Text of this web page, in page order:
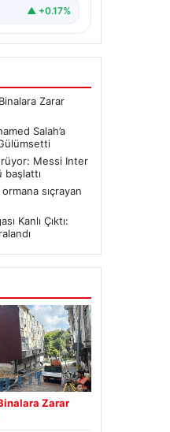
▲ +0.17%
Zarar
Salah’a
Messi Inter
başlattı
sıçrayan
Kanlı Çıktı:
Zarar